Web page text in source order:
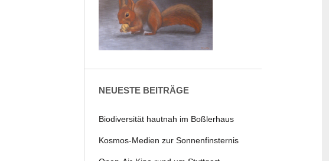
NEUESTE BEITRÄGE
Biodiversität hautnah im Boßlerhaus
Kosmos-Medien zur Sonnenfinsternis